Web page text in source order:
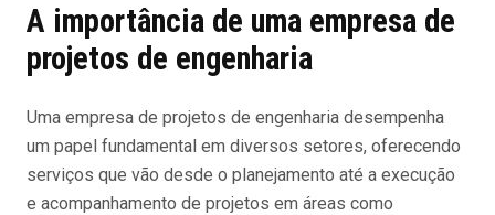
A importância de uma empresa de
projetos de engenharia
Uma empresa de projetos de engenharia desempenha
um papel fundamental em diversos setores, oferecendo
serviços que vão desde o planejamento até a execução
e acompanhamento de projetos em áreas como